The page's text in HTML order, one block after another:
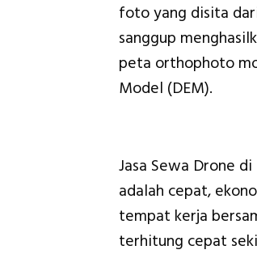
foto yang disita
sanggup
peta orthophoto
Model (DEM).
Jasa Sewa Drone
adalah cepat,
tempat kerja
terhitung cepat